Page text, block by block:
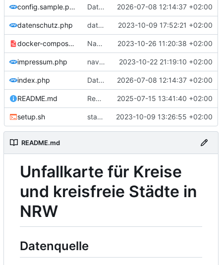
config.sample.php Daten 2025 2026-07-08 12:14:37 +02:00
datenschutz.php datatable 2023-10-09 17:52:21 +02:00
docker-compose.sample.yml Navigation 2023-10-26 11:20:38 +02:00
impressum.php navbar fix 2023-10-22 21:19:10 +02:00
index.php Daten 2025 2026-07-08 12:14:37 +02:00
README.md Readme 2025-07-15 13:41:40 +02:00
setup.sh statistics 2023-10-09 13:26:55 +02:00
README.md
Unfallkarte für Kreise
und kreisfreie Städte in
NRW
Datenquelle